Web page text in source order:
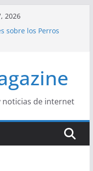
2026
sobre los Perros
en la Moda Juvenil
Fácil de
noticias de internet